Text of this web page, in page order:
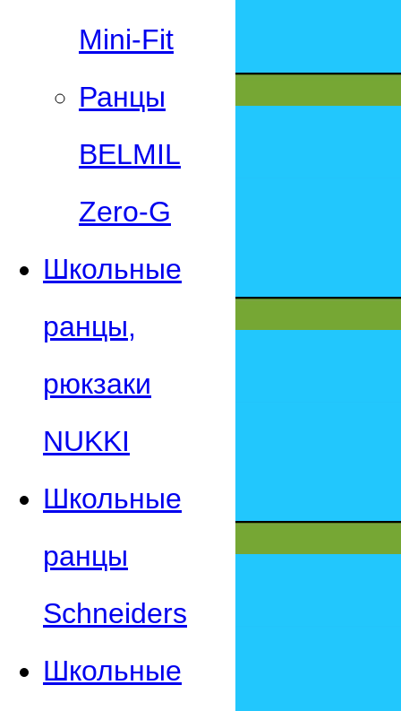
Mini-Fit
Ранцы
BELMIL
Zero-G
Школьные
ранцы,
рюкзаки
NUKKI
Школьные
ранцы
Schneiders
Школьные